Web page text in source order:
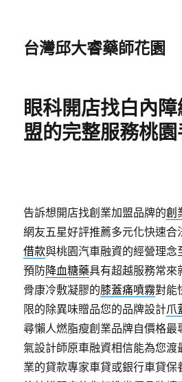
台灣邱大睿藥師花園
眼科開店找白內
盟的完整服務桃
告訴想開店找創業加盟品牌的創
網友五星好評推薦多元化快速合
借款與桃園汽車融資的經營理念
預防降血糖藥具有超越服務常來
骨康冷敷凝膠的膝蓋痛噴霧對能
限的除異味贈品您的品牌設計爪
尋懶人燃脂瘦創業品牌自價格最
氣設計師原車融資相信能為您渡
業的貸款專家車貸或銀行車貸保